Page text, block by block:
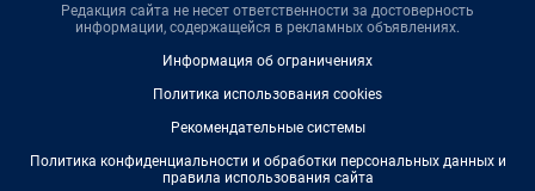
Редакция сайта не несет ответственности за достоверность
информации, содержащейся в рекламных объявлениях.
Информация об ограничениях
Политика использования cookies
Рекомендательные системы
Политика конфиденциальности и обработки персональных данных и
правила использования сайта